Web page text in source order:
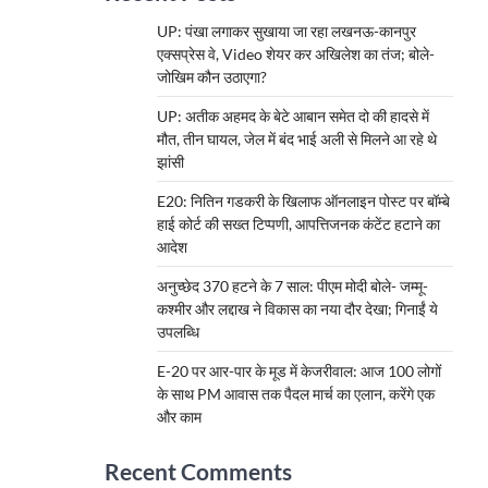
UP: पंखा लगाकर सुखाया जा रहा लखनऊ-कानपुर
एक्सप्रेस वे, Video शेयर कर अखिलेश का तंज; बोले-
जोखिम कौन उठाएगा?
UP: अतीक अहमद के बेटे आबान समेत दो की हादसे में
मौत, तीन घायल, जेल में बंद भाई अली से मिलने आ रहे थे
झांसी
E20: नितिन गडकरी के खिलाफ ऑनलाइन पोस्ट पर बॉम्बे
हाई कोर्ट की सख्त टिप्पणी, आपत्तिजनक कंटेंट हटाने का
आदेश
अनुच्छेद 370 हटने के 7 साल: पीएम मोदी बोले- जम्मू-
कश्मीर और लद्दाख ने विकास का नया दौर देखा; गिनाईं ये
उपलब्धि
E-20 पर आर-पार के मूड में केजरीवाल: आज 100 लोगों
के साथ PM आवास तक पैदल मार्च का एलान, करेंगे एक
और काम
Recent Comments